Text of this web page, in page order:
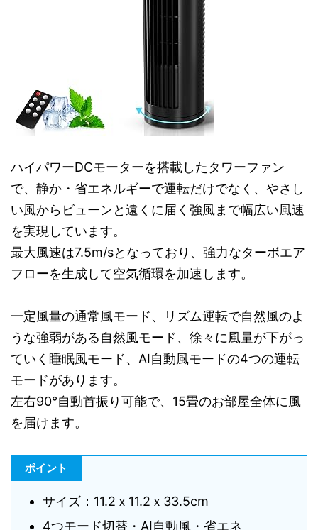
ハイパワーDCモーターを搭載したタワーファン
で、静か・省エネルギーで運転だけでなく、やさし
い風からビューンと遠くに届く強風まで幅広い風速
を実現しています。
最大風速は7.5m/sとなっており、強力なターボエア
フローを生成して空気循環を加速します。
一定風量の通常風モード、リズム運転で自然風のよ
うな強弱がある自然風モード、徐々に風量が下がっ
ていく睡眠風モード、AI自動風モードの4つの運転
モードがあります。
左右90°自動首振り可能で、15畳のお部屋全体に風
を届けます。
ポイント
サイズ：11.2ｘ11.2ｘ33.5cm
4つモード切替・AI自動風・省エネ